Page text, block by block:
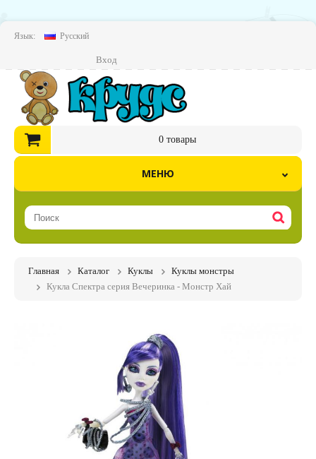
Язык: Русский
Вход
0товары
МЕНЮ
Главная Каталог Куклы
Куклы монстры
Кукла Спектра серия Вечеринка - Монстр Хай